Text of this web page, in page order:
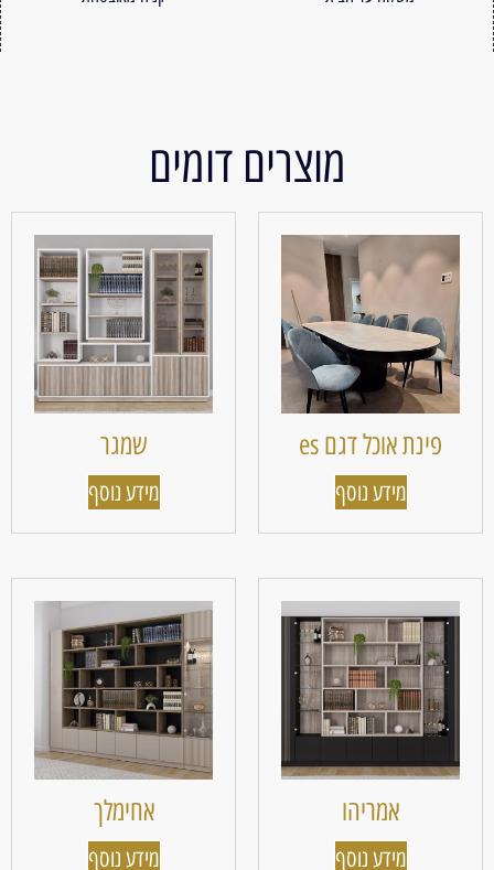
מוצרים דומים
פינת אוכל דגם es
מידע נוסף
שמגר
מידע נוסף
אמריהו
מידע נוסף
אחימלך
מידע נוסף